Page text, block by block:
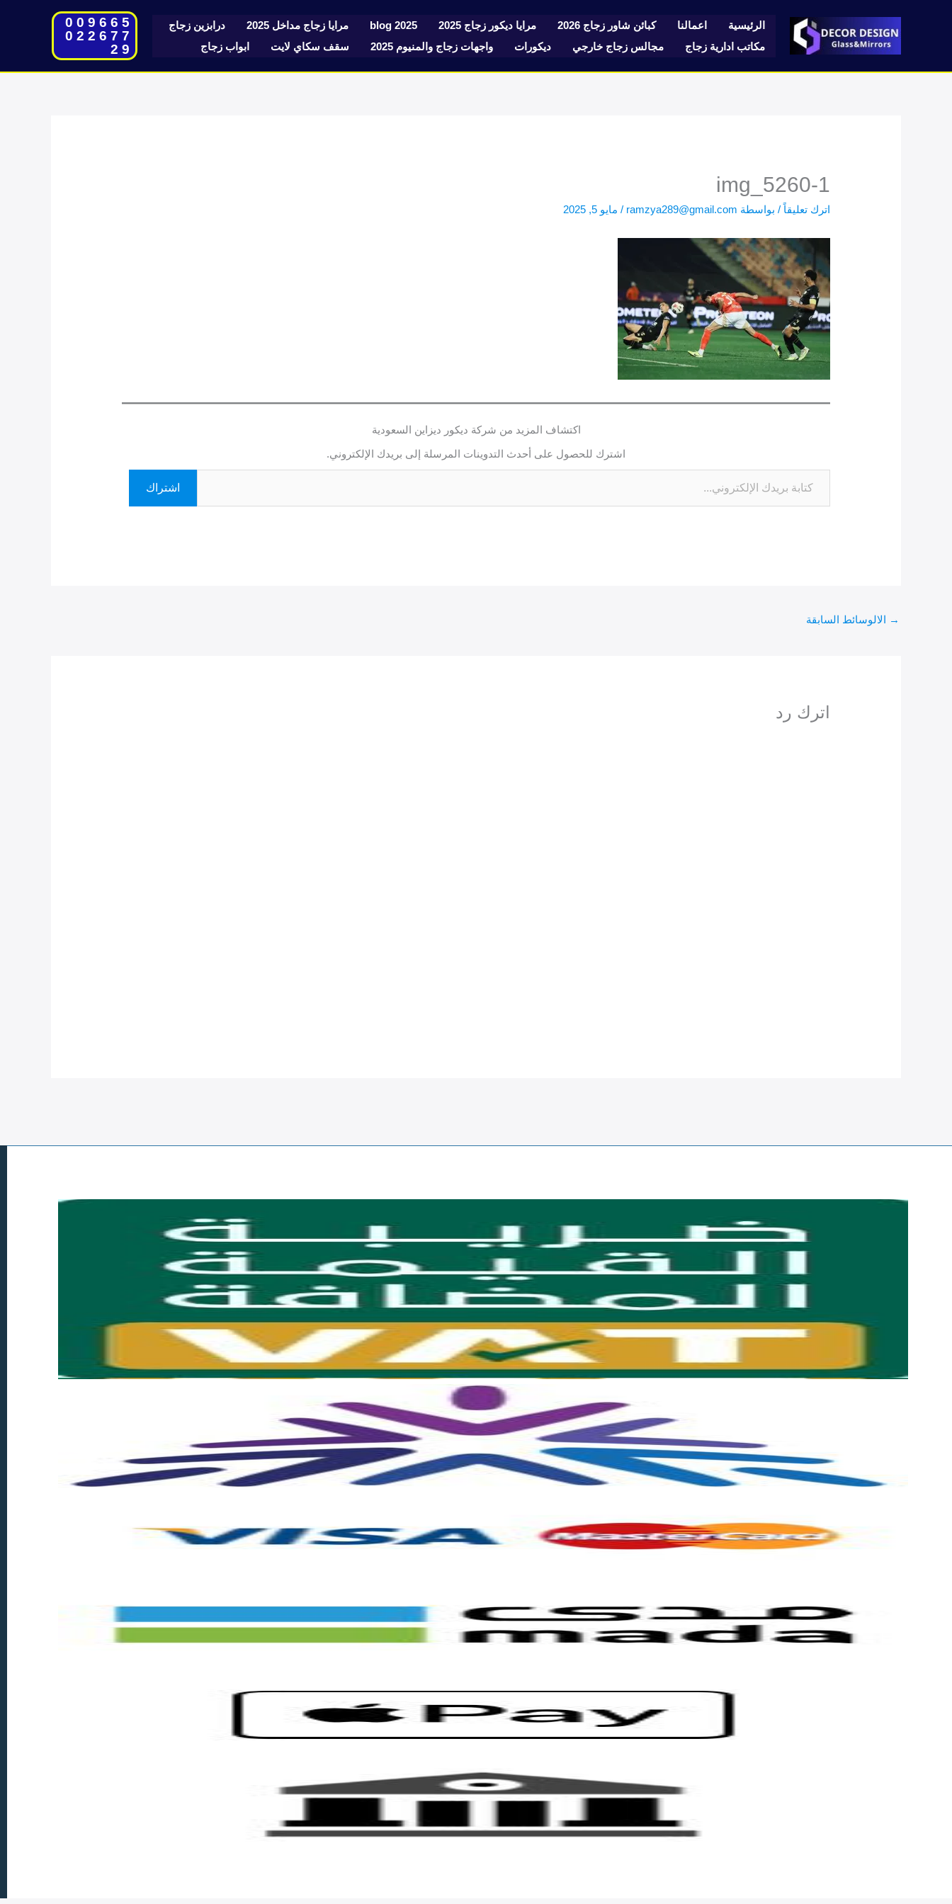
الرئيسية اعمالنا كبائن شاور زجاج 2026 مرايا ديكور زجاج 2025 blog 2025 مرايا زجاج مداخل 2025
درابزين زجاج
مكاتب ادارية زجاج
مجالس زجاج خارجي ديكورات واجهات زجاج والمنيوم 2025 سقف سكاي لايت ابواب زجاج
009665
022677
29
img_5260-1
اترك تعليقاً / بواسطة ramzya289@gmail.com
/ مايو 5, 2025
اكتشاف المزيد من شركة ديكور ديزاين السعودية
اشترك للحصول على أحدث التدوينات المرسلة إلى بريدك الإلكتروني.
اشتراك
→ الالوسائط السابقة
اترك رد